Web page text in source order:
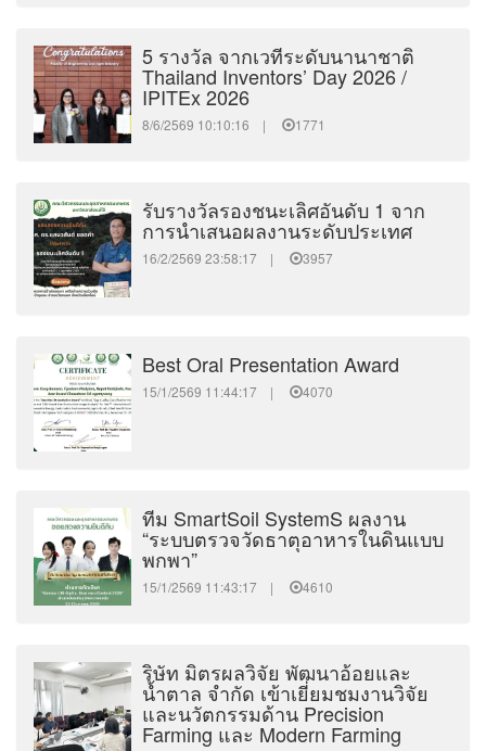
5 รางวัล จากเวทีระดับนานาชาติ
Thailand Inventors’ Day 2026 /
IPITEx 2026
8/6/2569 10:10:16 | 1771
รับรางวัลรองชนะเลิศอันดับ 1 จาก
การนำเสนอผลงานระดับประเทศ
16/2/2569 23:58:17 | 3957
Best Oral Presentation Award
15/1/2569 11:44:17 | 4070
ทีม SmartSoil SystemS ผลงาน
“ระบบตรวจวัดธาตุอาหารในดินแบบ
พกพา”
15/1/2569 11:43:17 | 4610
ริษัท มิตรผลวิจัย พัฒนาอ้อยและ
น้ำตาล จำกัด เข้าเยี่ยมชมงานวิจัย
และนวัตกรรมด้าน Precision
Farming และ Modern Farming